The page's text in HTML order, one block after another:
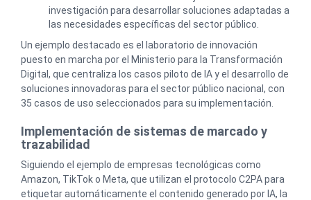
investigación para desarrollar soluciones adaptadas a
las necesidades específicas del sector público.
Un ejemplo destacado es el laboratorio de innovación
puesto en marcha por el Ministerio para la Transformación
Digital, que centraliza los casos piloto de IA y el desarrollo de
soluciones innovadoras para el sector público nacional, con
35 casos de uso seleccionados para su implementación.
Implementación de sistemas de marcado y
trazabilidad
Siguiendo el ejemplo de empresas tecnológicas como
Amazon, TikTok o Meta, que utilizan el protocolo C2PA para
etiquetar automáticamente el contenido generado por IA, la